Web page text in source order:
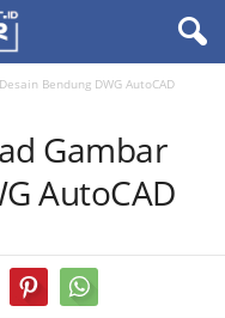
Bendung DWG AutoCAD
Gambar
AutoCAD